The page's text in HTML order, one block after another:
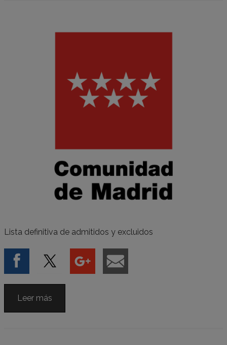
Lista definitiva de admitidos y excluidos
Leer más